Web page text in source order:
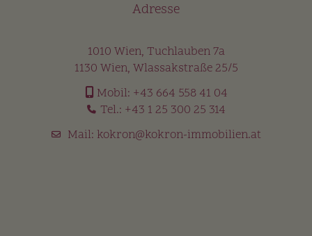
Adresse
1010 Wien, Tuchlauben 7a
1130 Wien, Wlassakstraße 25/5
Mobil: +43 664 558 41 04
Tel.: +43 1 25 300 25 314
Mail: kokron@kokron-immobilien.at